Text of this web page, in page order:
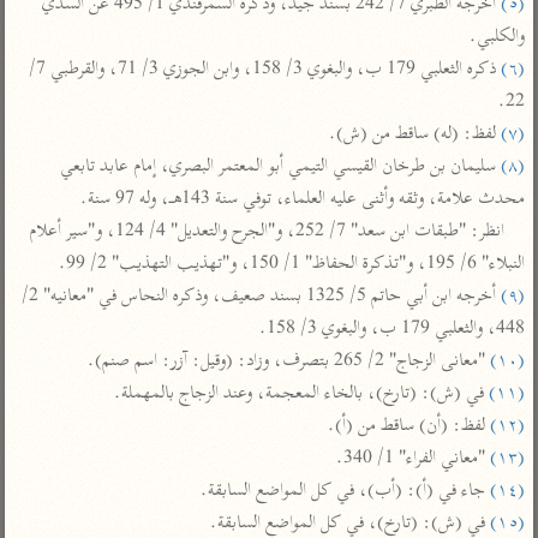
تفسير السمرقندي
تفسير الثعلبي
تفسير أبي السعود
الكشاف للزمخشري
الدر المنثور
تفسير ابن أبي حاتم
اشترك لتصلك أخبار مشاريعنا
اشترك
راسلنا
تويتر
تعليمات
والكلبي.
(٦)
22.
(٧)
لفظ: (له) ساقط من (ش).
(٨)
محدث علامة، وثقه وأثنى عليه العلماء، توفي سنة 143هـ، وله 97 سنة.
النبلاء" 6/ 195، و"تذكرة الحفاظ" 1/ 150، و"تهذيب التهذيب" 2/ 99.
(٩)
448، والثعلبي 179 ب، والبغوي 3/ 158.
(١٠)
"معانى الزجاج" 2/ 265 بتصرف، وزاد: (وقيل: آزر: اسم صنم).
(١١)
في (ش): (تارخ)، بالخاء المعجمة، وعند الزجاج بالمهملة.
(١٢)
لفظ: (أن) ساقط من (أ).
(١٣)
"معاني الفراء" 1/ 340.
(١٤)
جاء في (أ): (أب)، في كل المواضع السابقة.
(١٥)
في (ش): (تارخ)، في كل المواضع السابقة.